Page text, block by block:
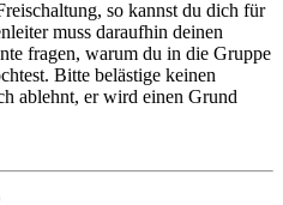
so kannst du dich für
muss daraufhin deinen
fragen, warum du in die Gruppe
Bitte belästige keinen
ablehnt, er wird einen Grund